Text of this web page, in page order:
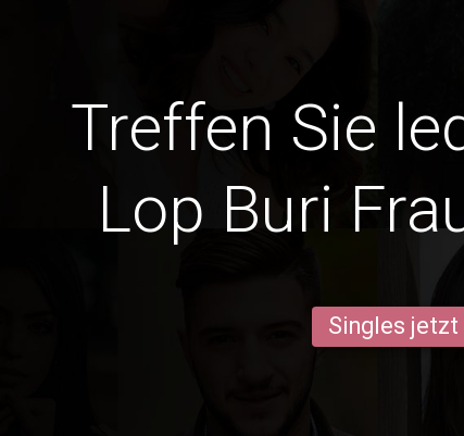
Treffen Sie
Lop Buri
Singles jetzt